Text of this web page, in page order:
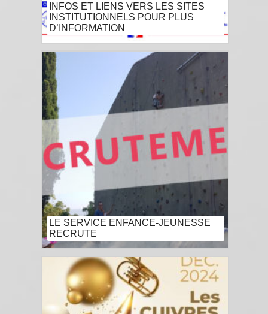
INFOS ET LIENS VERS LES SITES
INSTITUTIONNELS POUR PLUS
D’INFORMATION
LE SERVICE ENFANCE-JEUNESSE
RECRUTE